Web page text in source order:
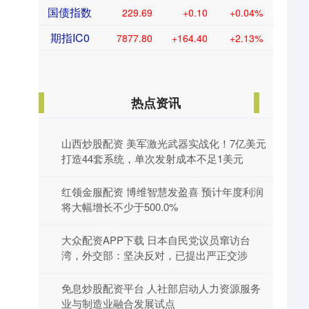
国债指数 229.69 +0.10 +0.04%
期指IC0 7877.80 +164.40 +2.13%
热点资讯
山西炒股配资 美军激光武器实战化！7亿美元
打造44套系统，单次发射成本不足1美元
红领金服配资 博维智慧发盈喜 预计年度利润
将大幅增长不少于500.0%
大众配资APP下载 日本自民党议员窜访台
湾，外交部：坚决反对，已提出严正交涉
免息炒股配资平台 人社部启动人力资源服务
业与制造业融合发展试点